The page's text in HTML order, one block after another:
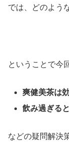
では、どのよう
ということで今
爽健美茶は
飲み過ぎる
などの疑問解決